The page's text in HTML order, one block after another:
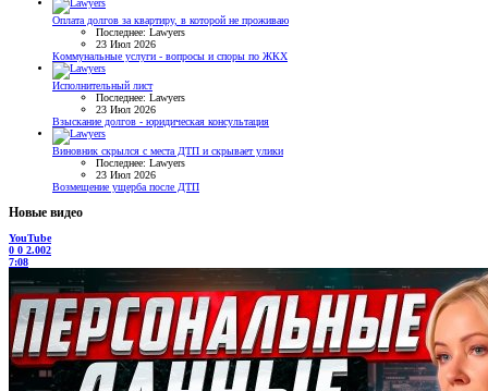
Оплата долгов за квартиру, в которой не проживаю
Последнее: Lawyers
23 Июл 2026
Коммунальные услуги - вопросы и споры по ЖКХ
Исполнительный лист
Последнее: Lawyers
23 Июл 2026
Взыскание долгов - юридическая консультация
Виновник скрылся с места ДТП и скрывает улики
Последнее: Lawyers
23 Июл 2026
Возмещение ущерба после ДТП
Новые видео
YouTube
0 0 2.002
7:08